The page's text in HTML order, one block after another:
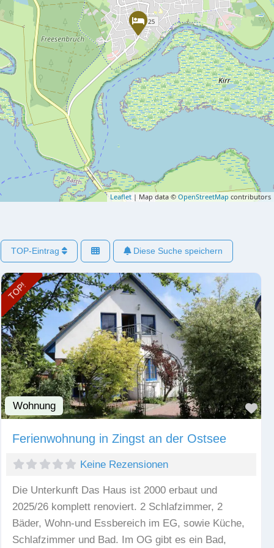
Leaflet | Map data © OpenStreetMap contributors
TOP-Eintrag Diese Suche speichern
TOP!
Wohnung
Ferienwohnung in Zingst an der Ostsee
Keine Rezensionen
Die Unterkunft Das Haus ist 2000 erbaut und
2025/26 komplett renoviert. 2 Schlafzimmer, 2
Bäder, Wohn-und Essbereich im EG, sowie Küche,
Schlafzimmer und Bad. Im OG gibt es ein Bad,